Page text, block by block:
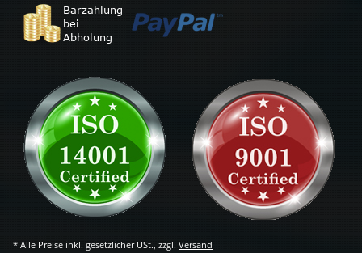
* Alle Preise inkl. gesetzlicher USt., zzgl. Versand